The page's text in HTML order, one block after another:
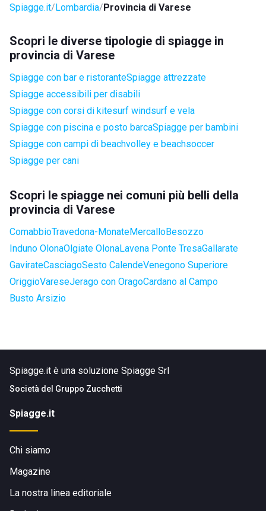
Spiagge.it Lombardia Provincia di Varese
Scopri le diverse tipologie di spiagge in
provincia di Varese
Spiagge con bar e ristoranteSpiagge attrezzate
Spiagge accessibili per disabili
Spiagge con corsi di kitesurf windsurf e vela
Spiagge con piscina e posto barcaSpiagge per bambini
Spiagge con campi di beachvolley e beachsoccer
Spiagge per cani
Scopri le spiagge nei comuni più belli della
provincia di Varese
ComabbioTravedona-MonateMercalloBesozzo
Induno OlonaOlgiate OlonaLavena Ponte TresaGallarate
GavirateCasciagoSesto CalendeVenegono Superiore
OriggioVareseJerago con OragoCardano al Campo
Busto Arsizio
Spiagge.it è una soluzione Spiagge Srl
Società del Gruppo Zucchetti
Spiagge.it
Chi siamo
Magazine
La nostra linea editoriale